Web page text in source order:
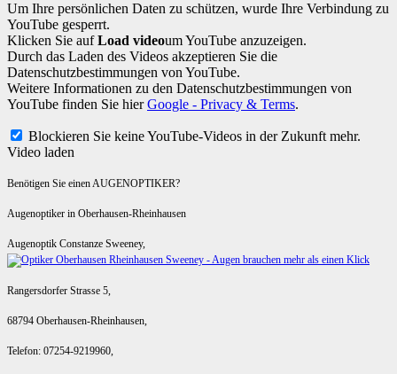
Um Ihre persönlichen Daten zu schützen, wurde Ihre Verbindung zu
YouTube gesperrt.
Klicken Sie aufLoad videoum YouTube anzuzeigen.
Durch das Laden des Videos akzeptieren Sie die
Datenschutzbestimmungen von YouTube.
Weitere Informationen zu den Datenschutzbestimmungen von
YouTube finden Sie hierGoogle - Privacy & Terms.
Blockieren Sie keine YouTube-Videos in der Zukunft mehr.
Video laden
Benötigen Sie einen AUGENOPTIKER?
Augenoptiker in Oberhausen-Rheinhausen
Augenoptik Constanze Sweeney,
Rangersdorfer Strasse 5,
68794 Oberhausen-Rheinhausen,
Telefon: 07254-9219960,